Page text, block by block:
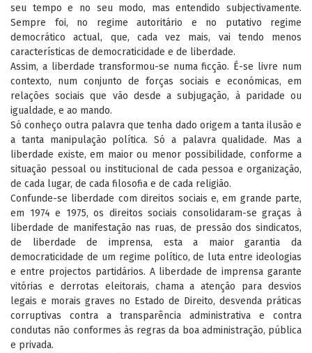
seu tempo e no seu modo, mas entendido subjectivamente.
Sempre foi, no regime autoritário e no putativo regime
democrático actual, que, cada vez mais, vai tendo menos
características de democraticidade e de liberdade.
Assim, a liberdade transformou-se numa ficção. É-se livre num
contexto, num conjunto de forças sociais e económicas, em
relações sociais que vão desde a subjugação, à paridade ou
igualdade, e ao mando.
Só conheço outra palavra que tenha dado origem a tanta ilusão e
a tanta manipulação política. Só a palavra qualidade. Mas a
liberdade existe, em maior ou menor possibilidade, conforme a
situação pessoal ou institucional de cada pessoa e organização,
de cada lugar, de cada filosofia e de cada religião.
Confunde-se liberdade com direitos sociais e, em grande parte,
em 1974 e 1975, os direitos sociais consolidaram-se graças à
liberdade de manifestação nas ruas, de pressão dos sindicatos,
de liberdade de imprensa, esta a maior garantia da
democraticidade de um regime político, de luta entre ideologias
e entre projectos partidários. A liberdade de imprensa garante
vitórias e derrotas eleitorais, chama a atenção para desvios
legais e morais graves no Estado de Direito, desvenda práticas
corruptivas contra a transparência administrativa e contra
condutas não conformes às regras da boa administração, pública
e privada.